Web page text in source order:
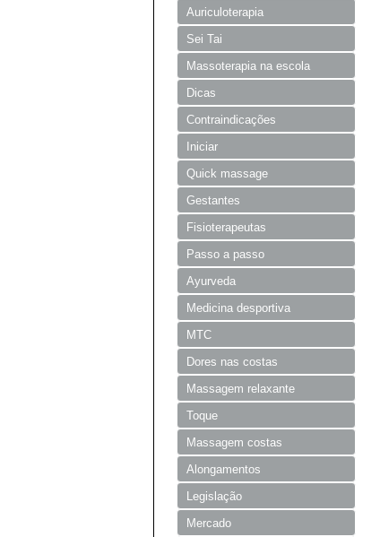
Auriculoterapia
Sei Tai
Massoterapia na escola
Dicas
Contraindicações
Iniciar
Quick massage
Gestantes
Fisioterapeutas
Passo a passo
Ayurveda
Medicina desportiva
MTC
Dores nas costas
Massagem relaxante
Toque
Massagem costas
Alongamentos
Legislação
Mercado